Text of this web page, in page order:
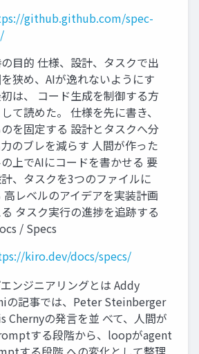
github.github.com/spec-
目的 仕様、設計、タスクで出
狭め、AIが逸れないようにす
は、 コード生成を制御する方
て読めた。 仕様を先に書き、
を固定する 設計とタスクへ分
のブレを減らす 人間が作った
上でAIにコードを書かせる 要
、タスクを3つのファイルに
高レベルのアイデアを実装計画
タスク実行の進捗を追跡する
/ Specs
kiro.dev/docs/specs/
ンジニアリングとは Addy
の記事では、Peter Steinberger
Chernyの発言を並 べて、人間が
する段階から、loopがagent